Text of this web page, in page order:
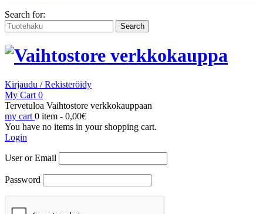
Search for:
Kirjaudu / Rekisteröidy
My Cart 0
Tervetuloa Vaihtostore verkkokauppaan
my cart 0 item - 0,00€
You have no items in your shopping cart.
Login
User or Email
Password